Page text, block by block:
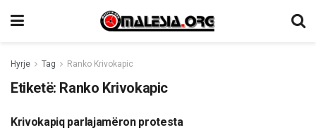
Hyrje Tag Ranko Krivokapic
Etiketë: Ranko Krivokapic
LAJME
Krivokapiq parlajamëron protesta